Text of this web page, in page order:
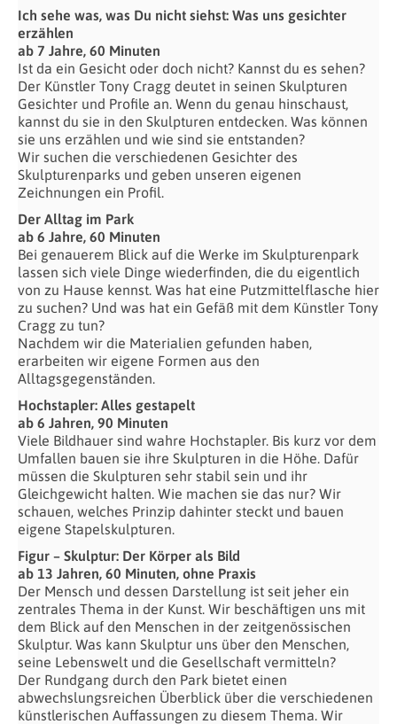
Ich sehe was, was Du nicht siehst: Was uns gesichter
erzählen
ab 7 Jahre, 60 Minuten
Ist da ein Gesicht oder doch nicht? Kannst du es sehen?
Der Künstler Tony Cragg deutet in seinen Skulpturen
Gesichter und Profile an. Wenn du genau hinschaust,
kannst du sie in den Skulpturen entdecken. Was können
sie uns erzählen und wie sind sie entstanden?
Wir suchen die verschiedenen Gesichter des
Skulpturenparks und geben unseren eigenen
Zeichnungen ein Profil.
Der Alltag im Park
ab 6 Jahre, 60 Minuten
Bei genauerem Blick auf die Werke im Skulpturenpark
lassen sich viele Dinge wiederfinden, die du eigentlich
von zu Hause kennst. Was hat eine Putzmittelflasche hier
zu suchen? Und was hat ein Gefäß mit dem Künstler Tony
Cragg zu tun?
Nachdem wir die Materialien gefunden haben,
erarbeiten wir eigene Formen aus den
Alltagsgegenständen.
Hochstapler: Alles gestapelt
ab 6 Jahren, 90 Minuten
Viele Bildhauer sind wahre Hochstapler. Bis kurz vor dem
Umfallen bauen sie ihre Skulpturen in die Höhe. Dafür
müssen die Skulpturen sehr stabil sein und ihr
Gleichgewicht halten. Wie machen sie das nur? Wir
schauen, welches Prinzip dahinter steckt und bauen
eigene Stapelskulpturen.
Figur – Skulptur: Der Körper als Bild
ab 13 Jahren, 60 Minuten, ohne Praxis
Der Mensch und dessen Darstellung ist seit jeher ein
zentrales Thema in der Kunst. Wir beschäftigen uns mit
dem Blick auf den Menschen in der zeitgenössischen
Skulptur. Was kann Skulptur uns über den Menschen,
seine Lebenswelt und die Gesellschaft vermitteln?
Der Rundgang durch den Park bietet einen
abwechslungsreichen Überblick über die verschiedenen
künstlerischen Auffassungen zu diesem Thema. Wir